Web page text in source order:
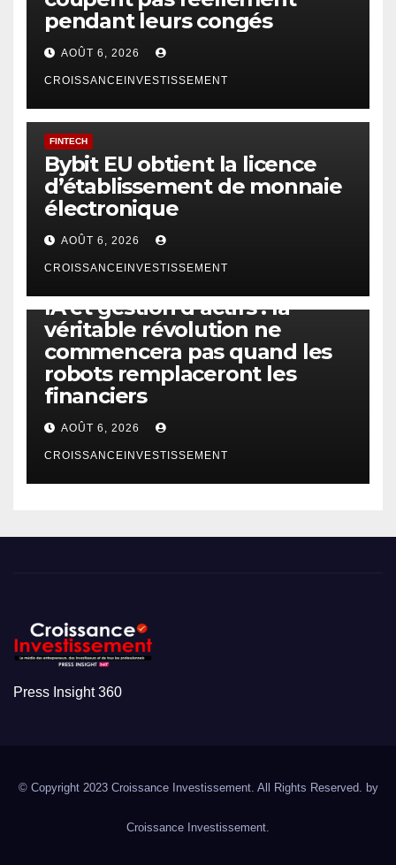
pendant leurs congés
AOÛT 6, 2026
CROISSANCEINVESTISSEMENT
FINTECH
Bybit EU obtient la licence
d’établissement de monnaie
électronique
AOÛT 6, 2026
CROISSANCEINVESTISSEMENT
IA et gestion d’actifs : la
véritable révolution ne
commencera pas quand les
robots remplaceront les
financiers
AOÛT 6, 2026
CROISSANCEINVESTISSEMENT
Press Insight 360
© Copyright 2023 Croissance Investissement. All Rights Reserved. by
Croissance Investissement.